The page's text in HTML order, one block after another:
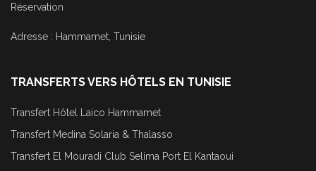
Réservation
Adresse : Hammamet, Tunisie
TRANSFERTS VERS HÔTELS EN TUNISIE
Transfert Hôtel Laico Hammamet
Transfert Medina Solaria & Thalasso
Transfert El Mouradi Club Selima Port El Kantaoui